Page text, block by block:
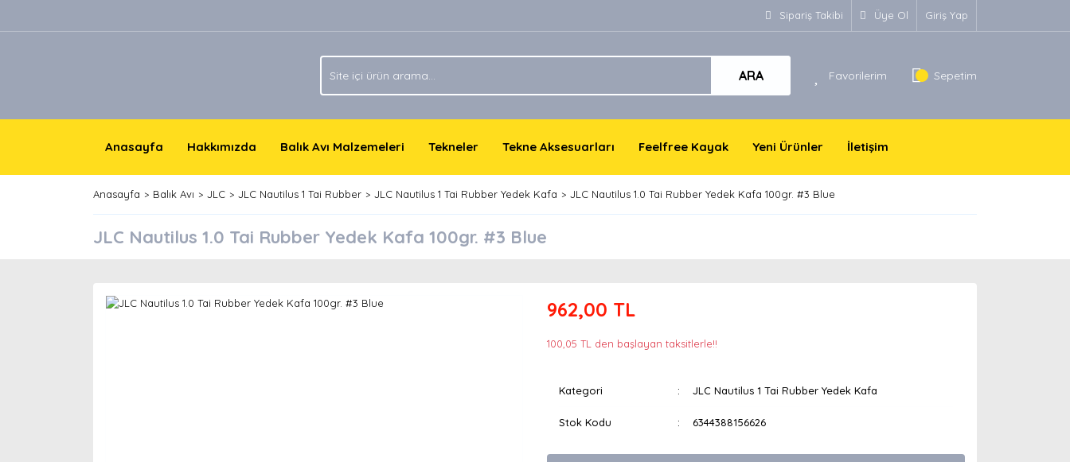
Sipariş Takibi Üye Ol Giriş Yap
ARA Favorilerim Sepetim
Anasayfa Hakkımızda Balık Avı Malzemeleri Tekneler Tekne Aksesuarları Feelfree Kayak Yeni Ürünler İletişim
Anasayfa Balık Avı JLC JLC Nautilus 1 Tai Rubber JLC Nautilus 1 Tai Rubber Yedek Kafa JLC Nautilus 1.0 Tai Rubber Yedek Kafa 100gr. #3 Blue
JLC Nautilus 1.0 Tai Rubber Yedek Kafa 100gr. #3 Blue
962,00 TL
100,05 TL den başlayan taksitlerle!!
Kategori JLC Nautilus 1 Tai Rubber Yedek Kafa
Stok Kodu 6344388156626